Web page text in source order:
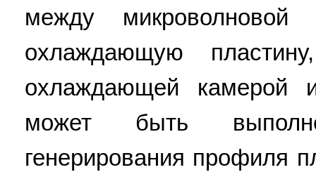
между
охлаждающую
охлаждающей камерой
может быть
генерирования профиля